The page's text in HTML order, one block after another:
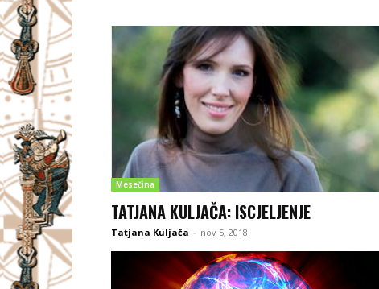
Mesečina
TATJANA KULJAČA: ISCJELJENJE
Tatjana Kuljača - nov 5, 2018